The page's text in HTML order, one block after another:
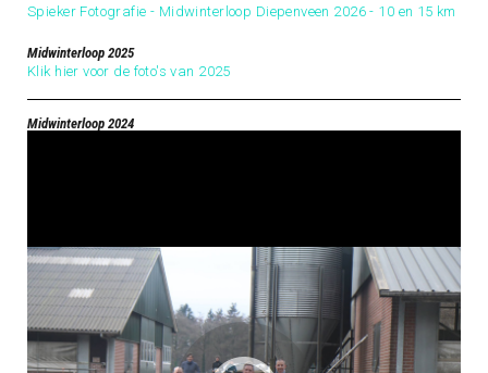
Spieker Fotografie - Midwinterloop Diepenveen 2026 - 10 en 15 km
Midwinterloop 2025
Klik hier voor de foto's van 2025
Midwinterloop 2024